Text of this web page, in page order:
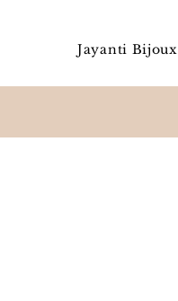
Jayanti Bijoux